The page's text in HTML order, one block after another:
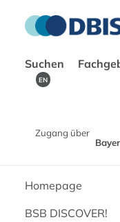
Suchen
EN
Zugang über
Homepage
BSB DISCOVER!